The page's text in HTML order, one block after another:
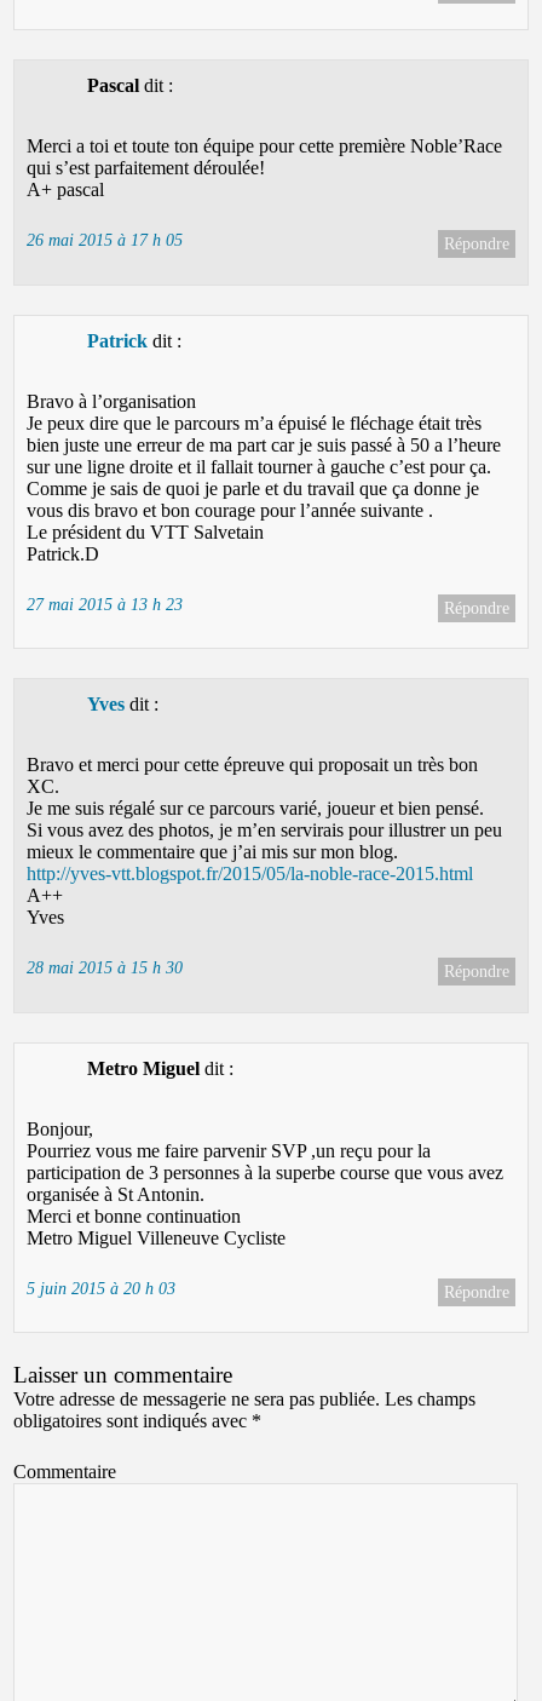
Pascal dit :
Merci a toi et toute ton équipe pour cette première Noble’Race
qui s’est parfaitement déroulée!
A+ pascal
Répondre
26 mai 2015 à 17 h 05
Patrick dit :
Bravo à l’organisation
Je peux dire que le parcours m’a épuisé le fléchage était très
bien juste une erreur de ma part car je suis passé à 50 a l’heure
sur une ligne droite et il fallait tourner à gauche c’est pour ça.
Comme je sais de quoi je parle et du travail que ça donne je
vous dis bravo et bon courage pour l’année suivante .
Le président du VTT Salvetain
Patrick.D
Répondre
27 mai 2015 à 13 h 23
Yves dit :
Bravo et merci pour cette épreuve qui proposait un très bon
XC.
Je me suis régalé sur ce parcours varié, joueur et bien pensé.
Si vous avez des photos, je m’en servirais pour illustrer un peu
mieux le commentaire que j’ai mis sur mon blog.
http://yves-vtt.blogspot.fr/2015/05/la-noble-race-2015.html
A++
Yves
Répondre
28 mai 2015 à 15 h 30
Metro Miguel dit :
Bonjour,
Pourriez vous me faire parvenir SVP ,un reçu pour la
participation de 3 personnes à la superbe course que vous avez
organisée à St Antonin.
Merci et bonne continuation
Metro Miguel Villeneuve Cycliste
Répondre
5 juin 2015 à 20 h 03
Laisser un commentaire
Votre adresse de messagerie ne sera pas publiée. Les champs
obligatoires sont indiqués avec *
Commentaire